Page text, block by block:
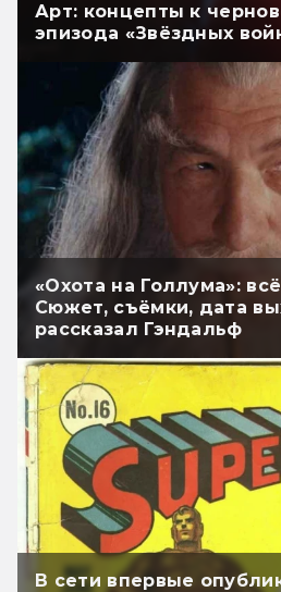
Арт: концепты к
эпизода «Звёздных
«Охота на Голлума»:
Сюжет, съёмки, дата
рассказал Гэндальф
В сети впервые